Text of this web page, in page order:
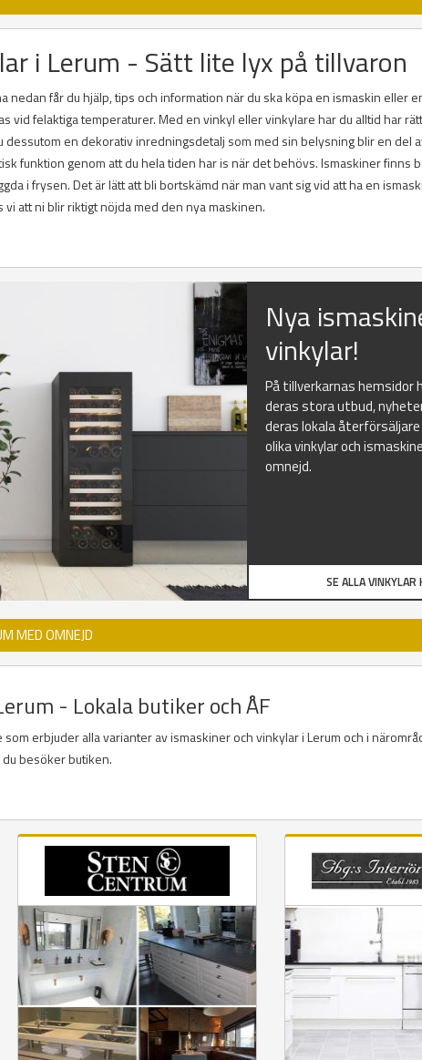
i Lerum - Sätt lite lyx på tillvaron
nedan får du hjälp, tips och information när du ska köpa en ismaskin eller
vid felaktiga temperaturer. Med en vinkyl eller vinkylare har du alltid har
dessutom en dekorativ inredningsdetalj som med sin belysning blir en del
funktion genom att du hela tiden har is när det behövs. Ismaskiner finns
i frysen. Det är lätt att bli bortskämd när man vant sig vid att ha en
att ni blir riktigt nöjda med den nya maskinen.
Nya
vinkylar!
På tillverkarnas hemsidor
deras stora utbud,
deras lokala
olika vinkylar och
omnejd.
SE ALLA VINKYLAR
MED OMNEJD
- Lokala butiker och ÅF
erbjuder alla varianter av ismaskiner och vinkylar i Lerum och i
besöker butiken.